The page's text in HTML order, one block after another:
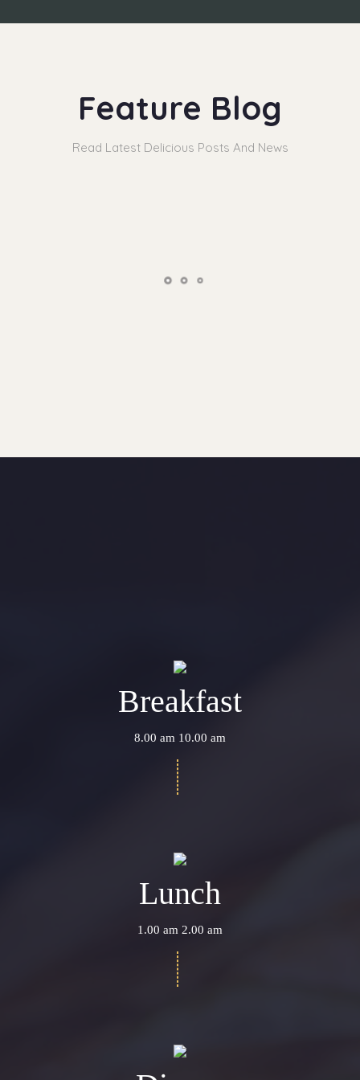
Feature Blog
Read Latest Delicious Posts And News
Breakfast
8.00 am 10.00 am
Lunch
1.00 am 2.00 am